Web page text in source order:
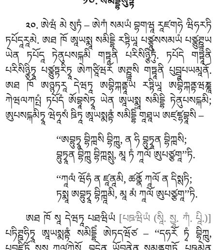
༢༠. ཨེཝཾ མེ སུཏཾ – ཨེཀཾ སམཡཾ བྷགཝཱ རཱཛགཧེ ཝིཧརཏི
ཏཔོདཱརཱམེ. ཨཐ ཁོ ཨཱཡསྨཱ སམིདྡྷི རཏྟིཡཱ པཙྩཱུསསམཡཾ པཙྩུཊྛཱཡ
ཡེན ཏཔོདཱ ཏེནུཔསངྐམི གཏྟཱནི པརིསིཉྩིཏུཾ. ཏཔོདེ གཏྟཱནི
པརིསིཉྩིཏྭཱ པཙྩུཏྟརིཏྭཱ ཨེཀཙཱིཝརོ ཨཊྛཱསི གཏྟཱནི པུབྦཱཔཡམཱནོ.
ཨཐ ཁོ ཨཉྙཏརཱ དེཝཏཱ ཨབྷིཀྐནྟཱཡ རཏྟིཡཱ ཨབྷིཀྐནྟཝཎྞཱ
ཀེཝལཀཔྤཾ ཏཔོདཾ ཨོབྷཱསེཏྭཱ ཡེན ཨཱཡསྨཱ སམིདྡྷི ཏེནུཔསངྐམི;
ཨུཔསངྐམིཏྭཱ ཝེཧཱསཾ ཋིཏཱ ཨཱཡསྨནྟཾ སམིདྡྷིཾ གཱཐཱཡ ཨཛ྄ཛྷབྷཱསི –
‘‘ཨབྷུཏྭཱབྷིཀྑསི བྷིཀྑུ, ན ཧི བྷུཏྭཱན བྷིཀྑསི;
བྷུཏྭཱན བྷིཀྑུ བྷིཀྑསྶུ, མཱ ཏཾ ཀཱལོ ཨུཔཙྩགཱ’’ཏི.
‘‘ཀཱལཾཝོཧཾ ན ཛཱནཱམི, ཚནྣོ ཀཱལོ ན དིསྶཏི;
ཏསྨཱ ཨབྷུཏྭཱ བྷིཀྑཱམི, མཱ མཾ ཀཱལོ ཨུཔཙྩགཱ’’ཏི.
ཨཐ ཁོ སཱ དེཝཏཱ པཐཝིཡཾ[པཋཝིཡཾ (སཱི. སྱཱ. ཀཾ. པཱི.)]
པཏིཊྛཧིཏྭཱ ཨཱཡསྨནྟཾ སམིདྡྷིཾ ཨེཏདཝོཙ – ‘‘དཧརོ ཏྭཾ བྷིཀྑུ,